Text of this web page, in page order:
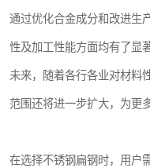
通过优化合金成分和改进生
性及加工性能方面均有了显
未来，随着各行各业对材料
范围还将进一步扩大，为更
在选择不锈钢扁钢时，用户